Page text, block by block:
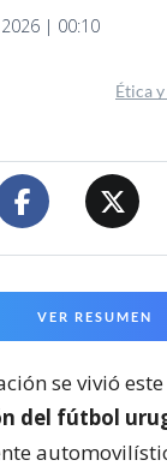
| 00:10
Ética
VER RESUMEN
se vivió
del fútbol